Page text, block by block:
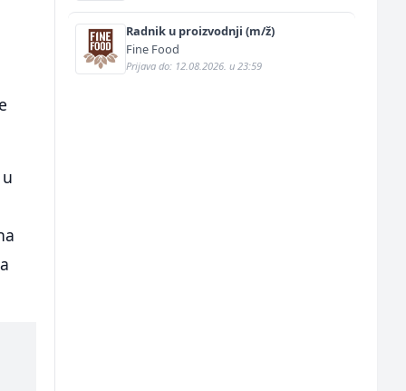
Radnik u proizvodnji (m/ž)
Fine Food
Prijava do: 12.08.2026. u 23:59